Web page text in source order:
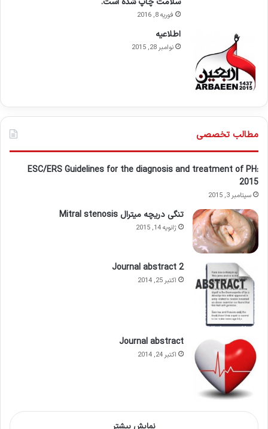
فوریه 8, 2016
اطلاعيه
نوامبر 28, 2015
مطالب تخصصی
ESC/ERS Guidelines for the diagnosis and treatment of PH:
2015
سپتامبر 3, 2015
تنگی دریچه میترال Mitral stenosis
ژانویه 14, 2015
Journal abstract 2
اکتبر 25, 2014
Journal abstract
اکتبر 24, 2014
نمایش بیشتر